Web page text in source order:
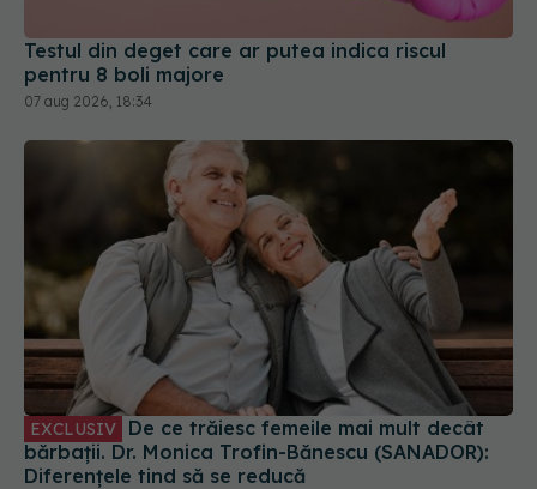
Testul din deget care ar putea indica riscul
pentru 8 boli majore
07 aug 2026, 18:34
EXCLUSIV
bărbații. Dr. Monica Trofin-Bănescu (SANADOR):
Diferențele tind să se reducă